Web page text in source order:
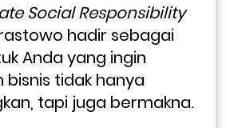
Social Responsibility
hadir sebagai
Anda yang ingin
tidak hanya
tapi juga bermakna.